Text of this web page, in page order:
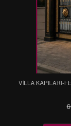
VİLLA KAPILARI-